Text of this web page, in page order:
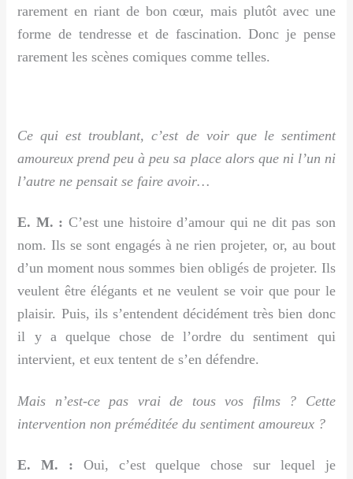
rarement en riant de bon cœur, mais plutôt avec une
forme de tendresse et de fascination. Donc je pense
rarement les scènes comiques comme telles.
Ce qui est troublant, c’est de voir que le sentiment
amoureux prend peu à peu sa place alors que ni l’un ni
l’autre ne pensait se faire avoir…
E. M. : C’est une histoire d’amour qui ne dit pas son
nom. Ils se sont engagés à ne rien projeter, or, au bout
d’un moment nous sommes bien obligés de projeter. Ils
veulent être élégants et ne veulent se voir que pour le
plaisir. Puis, ils s’entendent décidément très bien donc
il y a quelque chose de l’ordre du sentiment qui
intervient, et eux tentent de s’en défendre.
Mais n’est-ce pas vrai de tous vos films ? Cette
intervention non préméditée du sentiment amoureux ?
E. M. : Oui, c’est quelque chose sur lequel je